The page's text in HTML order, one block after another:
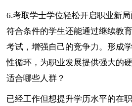
6.考取学士学位轻松开启职业新
符合条件的学生还能通过继续教
考试，增强自己的竞争力。形成
性循环，为职业发展提供强大的硬
适合哪些人群？
已经工作但想提升学历水平的在